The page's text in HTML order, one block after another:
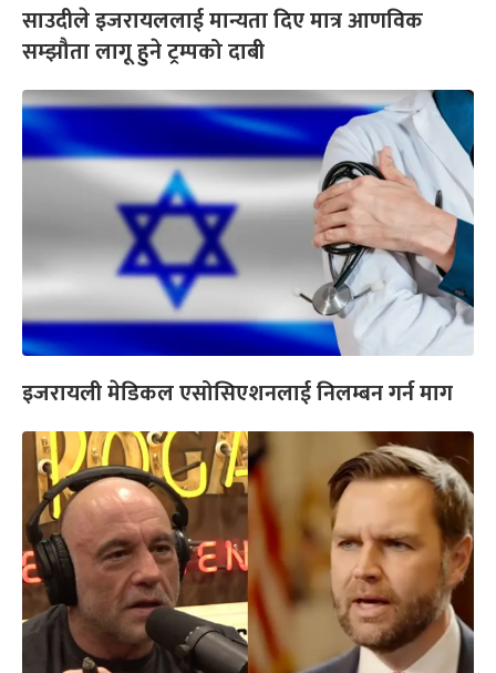
साउदीले इजरायललाई मान्यता दिए मात्र आणविक
सम्झौता लागू हुने ट्रम्पको दाबी
इजरायली मेडिकल एसोसिएशनलाई निलम्बन गर्न माग